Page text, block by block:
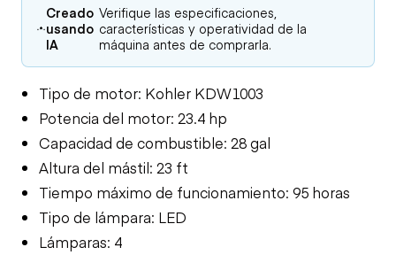
Creado
usando
IA
Verifique las especificaciones,
características y operatividad de la
máquina antes de comprarla.
Tipo de motor: Kohler KDW1003
Potencia del motor: 23.4 hp
Capacidad de combustible: 28 gal
Altura del mástil: 23 ft
Tiempo máximo de funcionamiento: 95 horas
Tipo de lámpara: LED
Lámparas: 4